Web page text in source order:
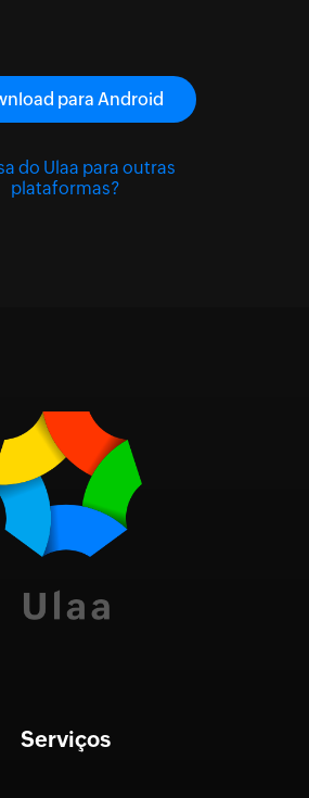
para Android
do Ulaa para outras
plataformas?
Serviços